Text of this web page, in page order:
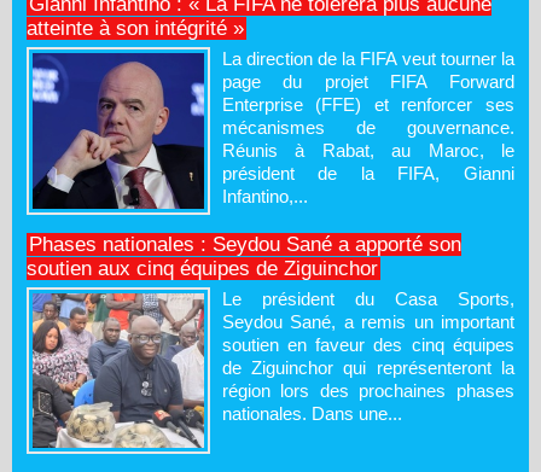
Gianni Infantino : « La FIFA ne tolérera plus aucune
atteinte à son intégrité »
La direction de la FIFA veut tourner la
page du projet FIFA Forward
Enterprise (FFE) et renforcer ses
mécanismes de gouvernance.
Réunis à Rabat, au Maroc, le
président de la FIFA, Gianni
Infantino,...
Phases nationales : Seydou Sané a apporté son
soutien aux cinq équipes de Ziguinchor
Le président du Casa Sports,
Seydou Sané, a remis un important
soutien en faveur des cinq équipes
de Ziguinchor qui représenteront la
région lors des prochaines phases
nationales. Dans une...